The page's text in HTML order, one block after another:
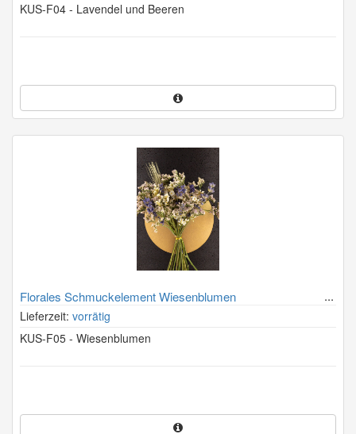
KUS-F04 - Lavendel und Beeren
Florales Schmuckelement Wiesenblumen
Lieferzeit: vorrätig
KUS-F05 - Wiesenblumen